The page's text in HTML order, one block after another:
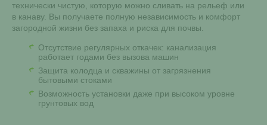
технически чистую, которую можно сливать на рельеф или
в канаву. Вы получаете полную независимость и комфорт
загородной жизни без запаха и риска для почвы.
Отсутствие регулярных откачек: канализация
работает годами без вызова машин
Защита колодца и скважины от загрязнения
бытовыми стоками
Возможность установки даже при высоком уровне
грунтовых вод